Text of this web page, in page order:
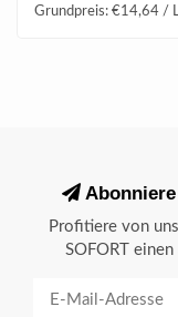
Grundpreis: €14,64 /
Profitiere von
SOFORT